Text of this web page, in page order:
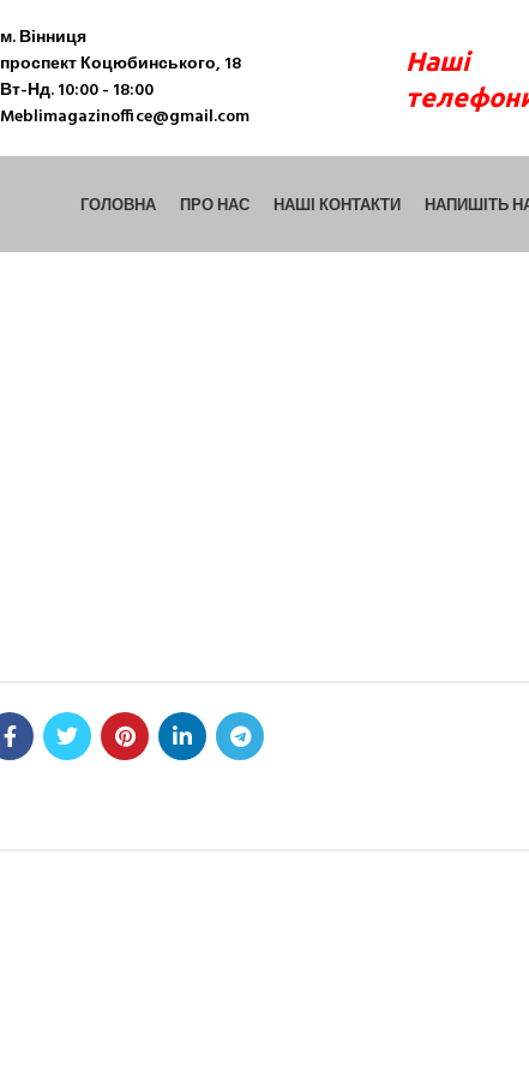
м. Вінниця
проспект Коцюбинського, 18
Вт-Нд. 10:00 - 18:00
Meblimagazinoffice@gmail.com
Наші
+38
ГОЛОВНА ПРО НАС НАШІ КОНТАКТИ НАПИШІТЬ